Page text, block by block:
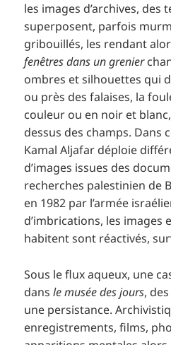
les images d’archives, des
superposent, parfois
gribouillés, les rendant
fenêtres dans un grenier
ombres et silhouettes qui
ou près des falaises, la
couleur ou en noir et
dessus des champs. Dans
Kamal Aljafar déploie
d’images issues des
recherches palestinien de
en 1982 par l’armée
d’imbrications, les images
habitent sont réactivés,
Sous le flux aqueux, une
dansle musée des jours,
une persistance.
enregistrements, films,